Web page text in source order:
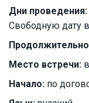
Дни проведения:
Свободную дату
Место встречи:
Начало: по